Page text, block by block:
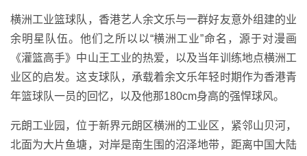
横洲工业篮球队，香港艺人余文乐与一群好友意外组建的业
余明星队伍。他们之所以以“横洲工业”命名，源于对漫画
《灌篮高手》中山王工业的热爱，以及当年训练地点横洲工
业区的启发。这支球队，承载着余文乐年轻时期作为香港青
年篮球队一员的回忆，以及他那180cm身高的强悍球风。
元朗工业园，位于新界元朗区横洲的工业区，紧邻山贝河，
北面为大片鱼塘，对岸是南生围的沼泽地带，距离中国大陆